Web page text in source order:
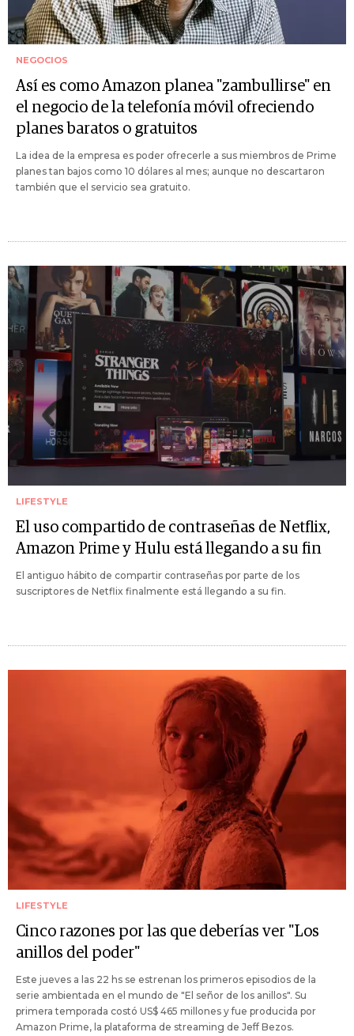
NEGOCIOS
Así es como Amazon planea "zambullirse" en
el negocio de la telefonía móvil ofreciendo
planes baratos o gratuitos
La idea de la empresa es poder ofrecerle a sus miembros de Prime
planes tan bajos como 10 dólares al mes; aunque no descartaron
también que el servicio sea gratuito.
LIFESTYLE
El uso compartido de contraseñas de Netflix,
Amazon Prime y Hulu está llegando a su fin
El antiguo hábito de compartir contraseñas por parte de los
suscriptores de Netflix finalmente está llegando a su fin.
LIFESTYLE
Cinco razones por las que deberías ver "Los
anillos del poder"
Este jueves a las 22 hs se estrenan los primeros episodios de la
serie ambientada en el mundo de "El señor de los anillos". Su
primera temporada costó US$ 465 millones y fue producida por
Amazon Prime, la plataforma de streaming de Jeff Bezos.